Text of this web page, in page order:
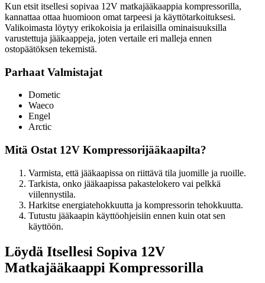
Kun etsit itsellesi sopivaa 12V matkajääkaappia kompressorilla,
kannattaa ottaa huomioon omat tarpeesi ja käyttötarkoituksesi.
Valikoimasta löytyy erikokoisia ja erilaisilla ominaisuuksilla
varustettuja jääkaappeja, joten vertaile eri malleja ennen
ostopäätöksen tekemistä.
Parhaat Valmistajat
Dometic
Waeco
Engel
Arctic
Mitä Ostat 12V Kompressorijääkaapilta?
Varmista, että jääkaapissa on riittävä tila juomille ja ruoille.
Tarkista, onko jääkaapissa pakastelokero vai pelkkä
viilennystila.
Harkitse energiatehokkuutta ja kompressorin tehokkuutta.
Tutustu jääkaapin käyttöohjeisiin ennen kuin otat sen
käyttöön.
Löydä Itsellesi Sopiva 12V
Matkajääkaappi Kompressorilla